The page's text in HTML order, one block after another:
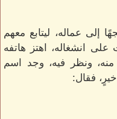
إلى عماله، ليتابع معهم
انشغاله، اهتز هاتفه
ونظر فيه، وجد اسم
فقال: